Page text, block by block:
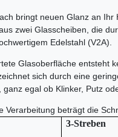
bringt neuen Glanz an
zwei Glasscheiben, die
Edelstahl (V2A).
Glasoberfläche entsteht
sich durch eine
ganz egal ob Klinker, Putz
Verarbeitung beträgt die
3-Streben